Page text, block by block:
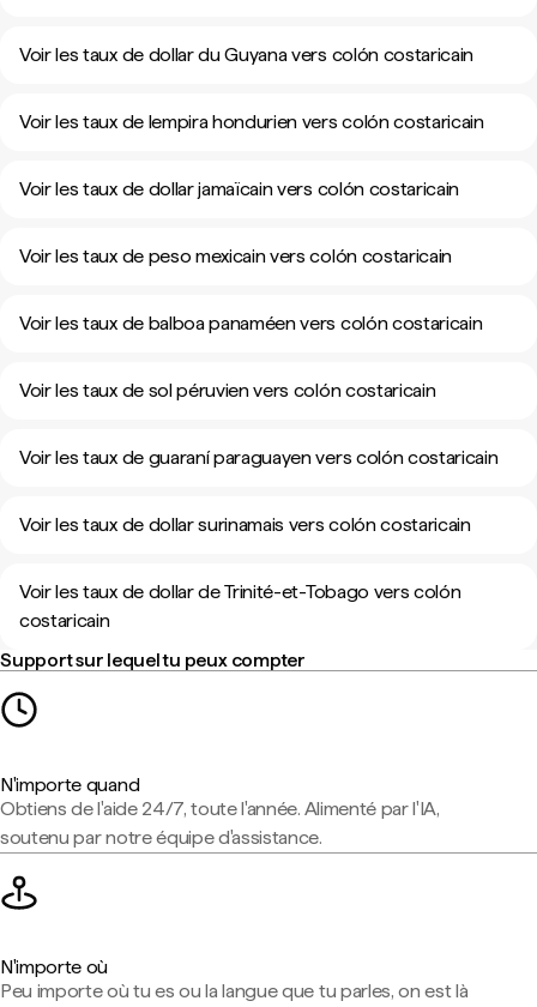
Voir les taux de dollar du Guyana vers colón costaricain
Voir les taux de lempira hondurien vers colón costaricain
Voir les taux de dollar jamaïcain vers colón costaricain
Voir les taux de peso mexicain vers colón costaricain
Voir les taux de balboa panaméen vers colón costaricain
Voir les taux de sol péruvien vers colón costaricain
Voir les taux de guaraní paraguayen vers colón costaricain
Voir les taux de dollar surinamais vers colón costaricain
Voir les taux de dollar de Trinité-et-Tobago vers colón
costaricain
Support sur lequel tu peux compter
N'importe quand
Obtiens de l'aide 24/7, toute l'année. Alimenté par l'IA,
soutenu par notre équipe d'assistance.
N'importe où
Peu importe où tu es ou la langue que tu parles, on est là